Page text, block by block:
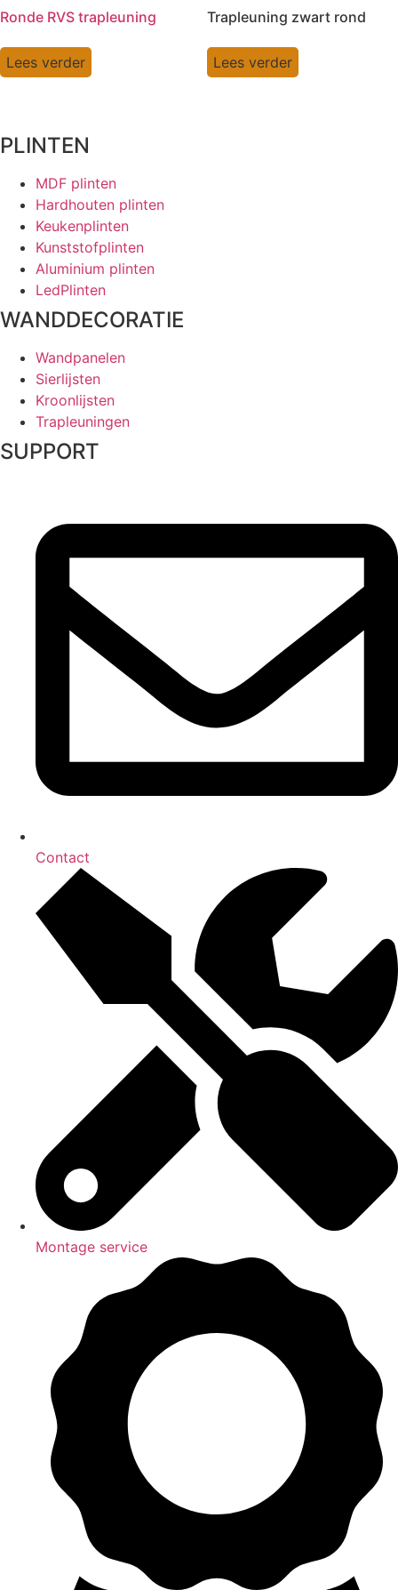
Ronde RVS trapleuning
Lees verder
Trapleuning zwart rond
Lees verder
PLINTEN
MDF plinten
Hardhouten plinten
Keukenplinten
Kunststofplinten
Aluminium plinten
LedPlinten
WANDDECORATIE
Wandpanelen
Sierlijsten
Kroonlijsten
Trapleuningen
SUPPORT
Contact
Montage service